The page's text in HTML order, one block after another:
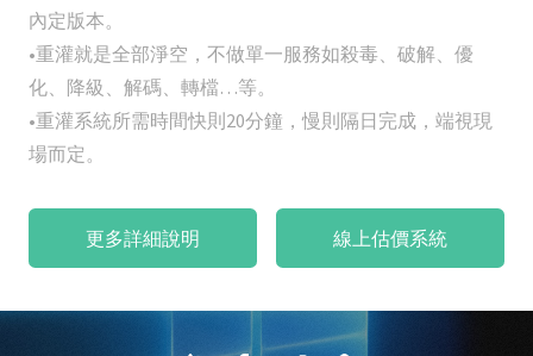
內定版本。
•重灌就是全部淨空，不做單一服務如殺毒、破解、優
化、降級、解碼、轉檔…等。
•重灌系統所需時間快則20分鐘，慢則隔日完成，端視現
場而定。
更多詳細說明 線上估價系統